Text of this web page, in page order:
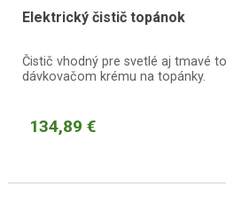
Elektrický čistič topánok
Čistič vhodný pre svetlé aj tmavé
dávkovačom krému na topánky.
134,89 €